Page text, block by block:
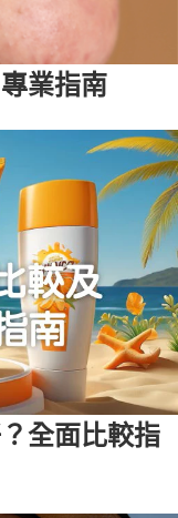
業指南
全面比較指